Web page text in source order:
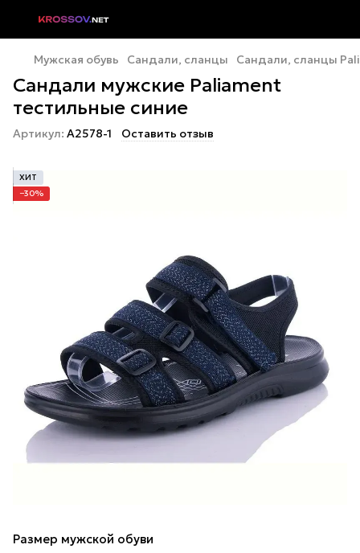
Мужская обувь Сандали, сланцы Сандали, сланцы
Сандали мужские Paliament
тестильные синие
Артикул: A2578-1 Оставить отзыв
ХИТ
−30%
Размер мужской обуви